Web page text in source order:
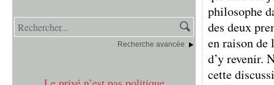
Recherche avancée
philosophe
des deux
en raison de
d’y revenir.
cette